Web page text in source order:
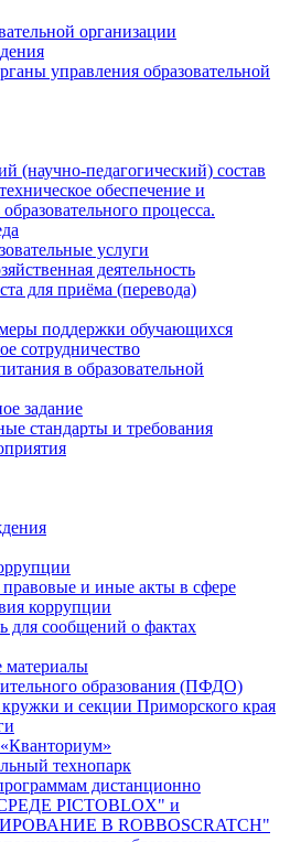
организации
управления образовательной
(научно-педагогический) состав
обеспечение и
процесса.
услуги
деятельность
для приёма (перевода)
поддержки обучающихся
сотрудничество
в образовательной
задание
стандарты и требования
и иные акты в сфере
коррупции
для сообщений о фактах
материалы
образования (ПФДО)
кружки и секции Приморского края
технопарк
дистанционно
PICTOBLOX" и
В ROBBOSCRATCH"